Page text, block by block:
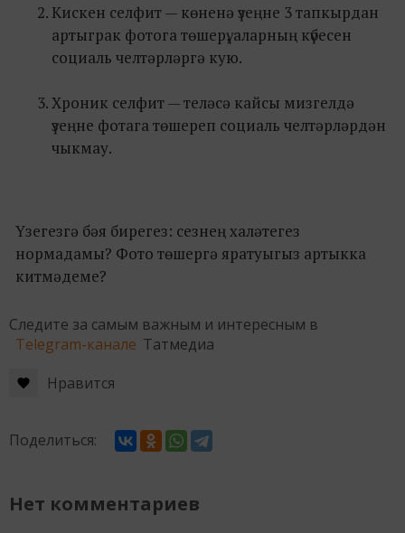
Кискен селфит — көненә үзеңне 3 тапкырдан
артыграк фотога төшерү, аларның күбесен
социаль челтәрләргә кую.
Хроник селфит — теләсә кайсы мизгелдә
үзеңне фотага төшереп социаль челтәрләрдән
чыкмау.
Үзегезгә бәя бирегез: сезнең халәтегез
нормадамы? Фото төшергә яратуыгыз артыкка
китмәдеме?
Следите за самым важным и интересным в
Telegram-канале Татмедиа
Нравится
Поделиться:
Нет комментариев